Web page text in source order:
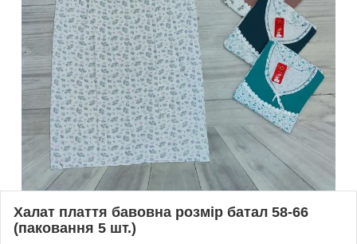
Халат плаття бавовна розмір батал 58-66
(паковання 5 шт.)